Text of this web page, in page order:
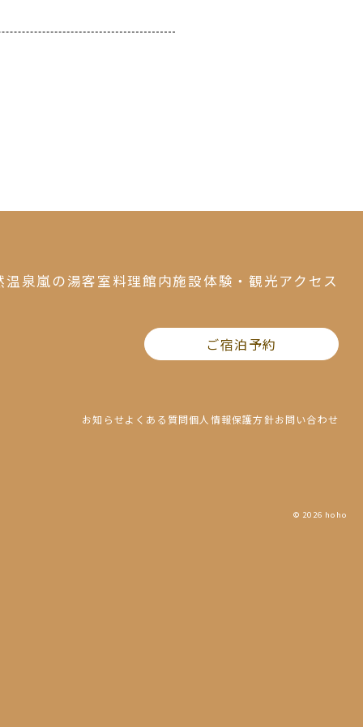
温泉嵐の湯客室料理館内施設体験・観光アクセス
ご宿泊予約
お知らせよくある質問個人情報保護方針お問い合わせ
© 2026 hoho